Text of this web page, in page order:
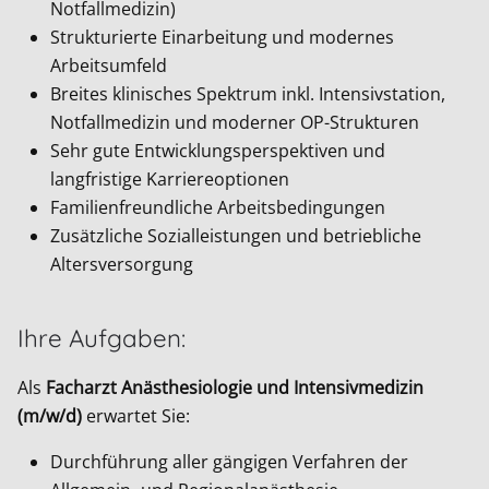
Notfallmedizin)
Strukturierte Einarbeitung und modernes
Arbeitsumfeld
Breites klinisches Spektrum inkl. Intensivstation,
Notfallmedizin und moderner OP-Strukturen
Sehr gute Entwicklungsperspektiven und
langfristige Karriereoptionen
Familienfreundliche Arbeitsbedingungen
Zusätzliche Sozialleistungen und betriebliche
Altersversorgung
Ihre Aufgaben:
Als Facharzt Anästhesiologie und Intensivmedizin
(m/w/d) erwartet Sie:
Durchführung aller gängigen Verfahren der